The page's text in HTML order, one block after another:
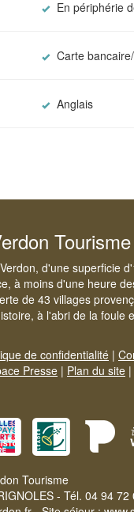
En périphérie
Carte
Anglais
Tourisme
d'une superficie
à moins d'une heure
de 43 villages
à l'abri de la foule
de confidentialité |
Presse | Plan du site |
Tourisme
- Tél. 04 94 72